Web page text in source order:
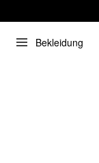
Bekleidung